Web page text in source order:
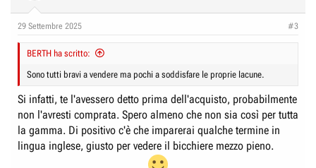
s
29 Settembre 2025 #3
BERTH ha scritto:
Sono tutti bravi a vendere ma pochi a soddisfare le proprie lacune.
Si infatti, te l'avessero detto prima dell'acquisto, probabilmente
non l'avresti comprata. Spero almeno che non sia così per tutta
la gamma. Di positivo c'è che imparerai qualche termine in
lingua inglese, giusto per vedere il bicchiere mezzo pieno.